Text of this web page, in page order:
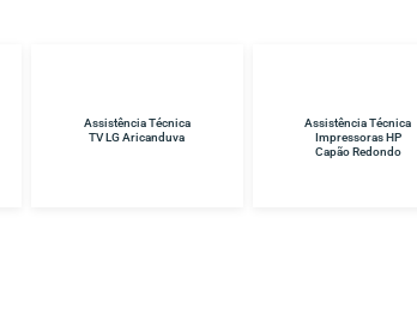
Assistência Técnica
Impressoras HP
Assistência Técnica
Samsung Vila Sônia